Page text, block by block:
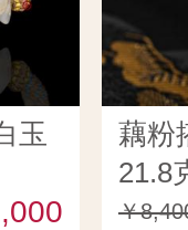
玉
藕粉
21.8
￥